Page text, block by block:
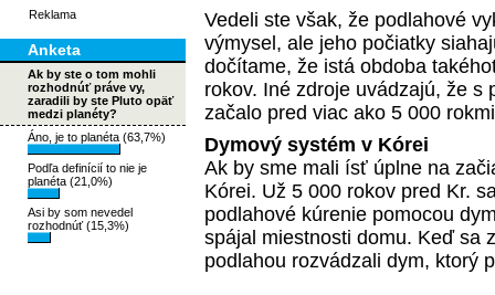
Reklama
Anketa
Ak by ste o tom mohli
rozhodnúť práve vy,
zaradili by ste Pluto opäť
medzi planéty?
Áno, je to planéta (63,7%)
Podľa definícií to nie je
planéta (21,0%)
Asi by som nevedel
rozhodnúť (15,3%)
Vedeli ste však, že podlahové
výmysel, ale jeho počiatky
dočítame, že istá obdoba
rokov. Iné zdroje uvádzajú, že s
začalo pred viac ako 5 000
Dymový systém v Kórei
Ak by sme mali ísť úplne na
Kórei. Už 5 000 rokov pred Kr.
podlahové kúrenie pomocou
spájal miestnosti domu. Keď sa
podlahou rozvádzali dym, ktorý